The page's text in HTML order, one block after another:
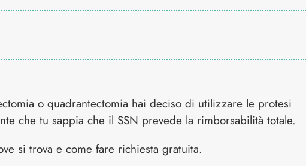
o quadrantectomia hai deciso di utilizzare le protesi
che tu sappia che il SSN prevede la rimborsabilità totale.
si trova e come fare richiesta gratuita.